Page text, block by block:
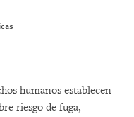
humanos establecen
riesgo de fuga,